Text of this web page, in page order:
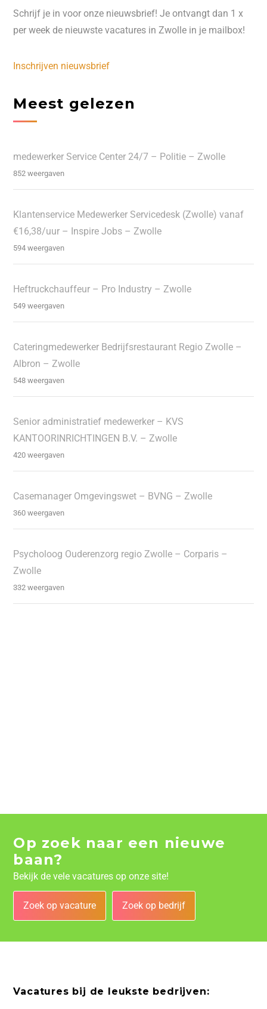
Schrijf je in voor onze nieuwsbrief! Je ontvangt dan 1 x
per week de nieuwste vacatures in Zwolle in je mailbox!
Inschrijven nieuwsbrief
Meest gelezen
medewerker Service Center 24/7 – Politie – Zwolle
852 weergaven
Klantenservice Medewerker Servicedesk (Zwolle) vanaf
€16,38/uur – Inspire Jobs – Zwolle
594 weergaven
Heftruckchauffeur – Pro Industry – Zwolle
549 weergaven
Cateringmedewerker Bedrijfsrestaurant Regio Zwolle –
Albron – Zwolle
548 weergaven
Senior administratief medewerker – KVS
KANTOORINRICHTINGEN B.V. – Zwolle
420 weergaven
Casemanager Omgevingswet – BVNG – Zwolle
360 weergaven
Psycholoog Ouderenzorg regio Zwolle – Corparis –
Zwolle
332 weergaven
Op zoek naar een nieuwe
baan?
Bekijk de vele vacatures op onze site!
Zoek op vacature Zoek op bedrijf
Vacatures bij de leukste bedrijven: